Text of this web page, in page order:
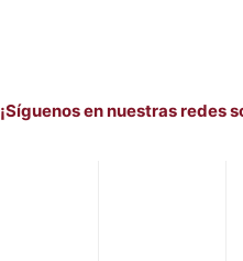
¡Síguenos en nuestras redes